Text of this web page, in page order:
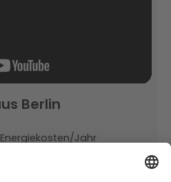
Berlin
Jahr
113 m²